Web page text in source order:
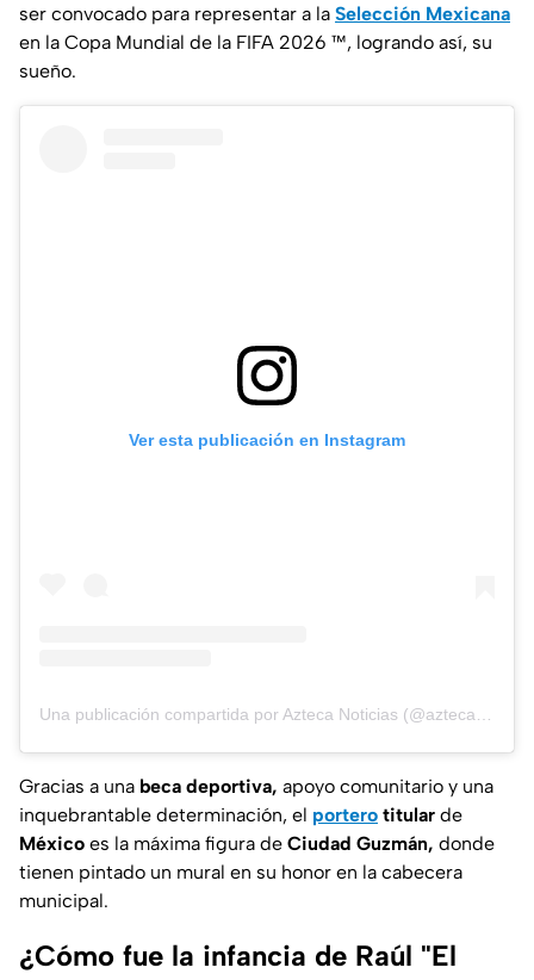
ser convocado para representar a la Selección Mexicana
en la Copa Mundial de la FIFA 2026 ™, logrando así, su
sueño.
Ver esta publicación en Instagram
Una publicación compartida por Azteca Noticias (@aztecanoticias)
Gracias a una beca deportiva, apoyo comunitario y una
inquebrantable determinación, el portero titular de
México es la máxima figura de Ciudad Guzmán, donde
tienen pintado un mural en su honor en la cabecera
municipal.
¿Cómo fue la infancia de Raúl "El